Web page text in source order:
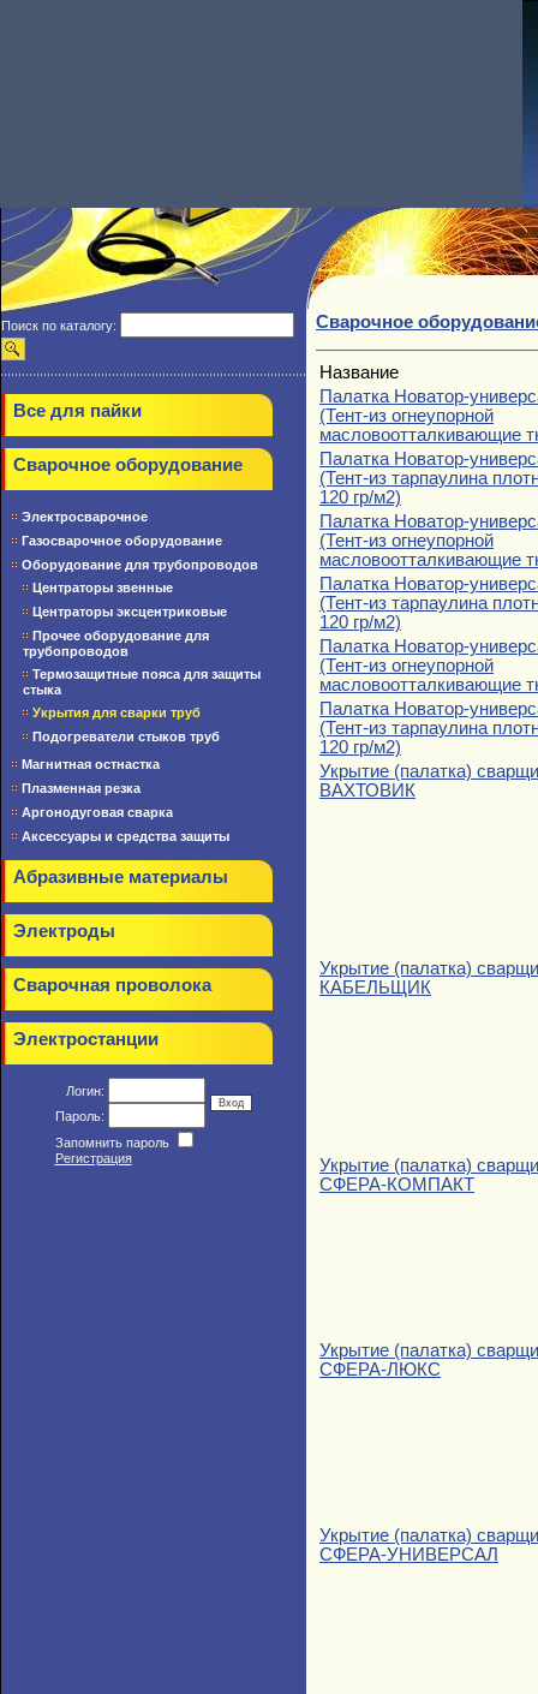
Поиск по каталогу:
Все для пайки
Сварочное оборудование
Электросварочное
Газосварочное оборудование
Оборудование для трубопроводов
Центраторы звенные
Центраторы эксцентриковые
Прочее оборудование для
трубопроводов
Термозащитные пояса для защиты
стыка
Укрытия для сварки труб
Подогреватели стыков труб
Магнитная остнастка
Плазменная резка
Аргонодуговая сварка
Аксессуары и средства защиты
Абразивные материалы
Электроды
Сварочная проволока
Электростанции
Логин:
Пароль:
Запомнить пароль
Регистрация
Сварочное
Название
Палатка Новатор-
(Тент-из огнеупорной
масловоотталкивающие
Палатка Новатор-
(Тент-из тарпаулина
120 гр/м2)
Палатка Новатор-
(Тент-из огнеупорной
масловоотталкивающие
Палатка Новатор-
(Тент-из тарпаулина
120 гр/м2)
Палатка Новатор-
(Тент-из огнеупорной
масловоотталкивающие
Палатка Новатор-
(Тент-из тарпаулина
120 гр/м2)
Укрытие (палатка)
ВАХТОВИК
Укрытие (палатка)
КАБЕЛЬЩИК
Укрытие (палатка)
СФЕРА-КОМПАКТ
Укрытие (палатка)
СФЕРА-ЛЮКС
Укрытие (палатка)
СФЕРА-УНИВЕРСАЛ